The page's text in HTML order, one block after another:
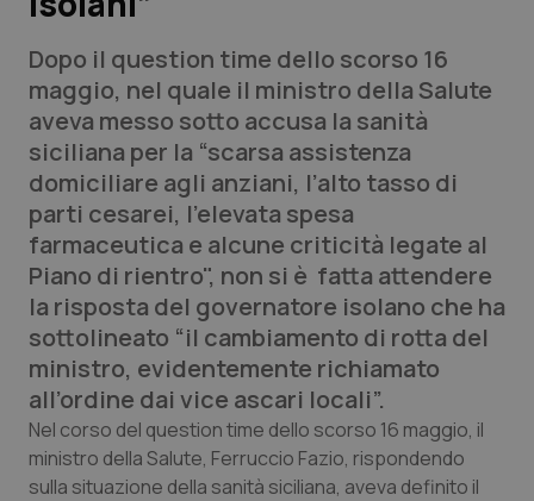
Lettere al direttore
Edizioni Regionali
QS Pro
Professionisti Sanitari.AI
Abruzzo
Basilicata
Calabria
Campania
QS Pro Gold
Artrite & artrosi
Asma & BPCO
Car-T
QS Club Newsletter
Dopo il question time dello scorso 16
maggio, nel quale il ministro della Salute
aveva messo sotto accusa la sanità
siciliana per la “scarsa assistenza
domiciliare agli anziani, l’alto tasso di
parti cesarei, l’elevata spesa
farmaceutica e alcune criticità legate al
Piano di rientro", non si è fatta attendere
la risposta del governatore isolano che ha
sottolineato “il cambiamento di rotta del
ministro, evidentemente richiamato
all’ordine dai vice ascari locali”.
Nel corso del question time dello scorso 16 maggio, il
ministro della Salute, Ferruccio Fazio, rispondendo
sulla situazione della sanità siciliana, aveva definito il